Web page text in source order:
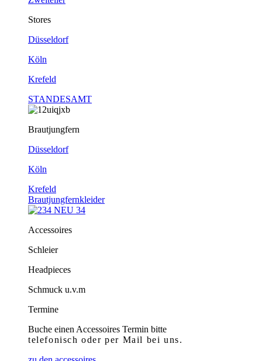
Stores
Düsseldorf
Köln
Krefeld
STANDESAMT
Brautjungfern
Düsseldorf
Köln
Krefeld
Brautjungfernkleider
Accessoires
Schleier
Headpieces
Schmuck u.v.m
Termine
Buche einen Accessoires Termin bitte
telefonischoder per Mail bei uns.